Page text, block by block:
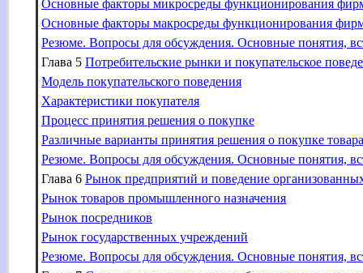
Основные факторы микросреды функционирования
Основные факторы макросреды функционирования
Резюме. Вопросы для обсуждения. Основные понятия,
Глава 5 Потребительские рынки и покупательское
Модель покупательского поведения
Характеристики покупателя
Процесс принятия решения о покупке
Различные варианты принятия решения о покупке
Резюме. Вопросы для обсуждения. Основные понятия,
Глава 6 Рынок предприятий и поведение
Рынок товаров промышленного назначения
Рынок посредников
Рынок государственных учреждений
Резюме. Вопросы для обсуждения. Основные понятия,